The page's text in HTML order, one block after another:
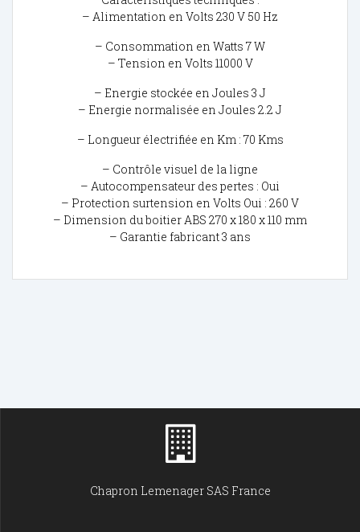
– Alimentation en Volts 230 V 50 Hz
– Consommation en Watts 7 W
– Tension en Volts 11000 V
– Energie stockée en Joules 3 J
– Energie normalisée en Joules 2.2 J
– Longueur électrifiée en Km : 70 Kms
– Contrôle visuel de la ligne
– Autocompensateur des pertes : Oui
– Protection surtension en Volts Oui : 260 V
– Dimension du boitier ABS 270 x 180 x 110 mm
– Garantie fabricant 3 ans
Chapron Lemenager SAS France